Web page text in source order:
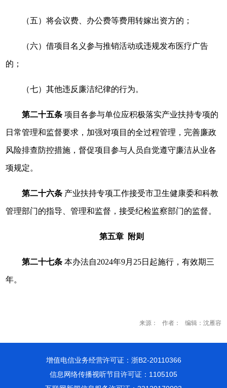
（五）将会议费、办公费等费用转嫁出资方的；
（六）借项目名义参与推销活动或违规发布医疗广告
的；
（七）其他违反廉洁纪律的行为。
第二十五条 项目各参与单位应积极落实产业扶持专项的
日常管理和监督要求，加强对项目的全过程管理，完善廉政
风险排查防控措施，督促项目参与人员自觉遵守廉洁从业各
项规定。
第二十六条 产业扶持专项工作接受市卫生健康委和科教
管理部门的指导、管理和监督，接受纪检监察部门的监督。
第五章 附则
第二十七条 本办法自2024年9月25日起施行，有效期三
年。
来源： 作者： 编辑：沈雁容
增值电信业务经营许可证：浙B2-20110366
信息网络传播视听节目许可证：1105105